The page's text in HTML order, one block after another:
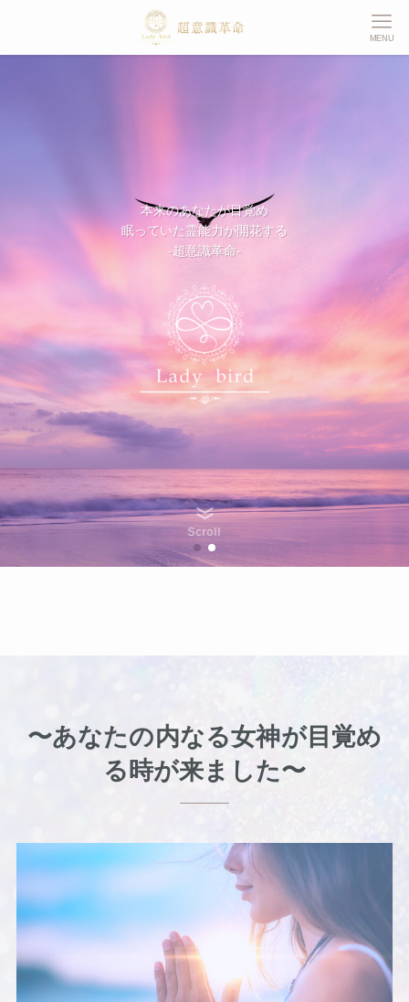
MENU
本来のあなたが目覚め
眠っていた霊能力が開花する
-超意識革命-
魂を解放しアップデートへ導く
ソウルコード覚醒プログラム
本来のあなたが目覚め
眠っていた霊能力が開花する
-超意識革命-
Scroll
〜あなたの内なる女神が目覚め
る時が来ました〜